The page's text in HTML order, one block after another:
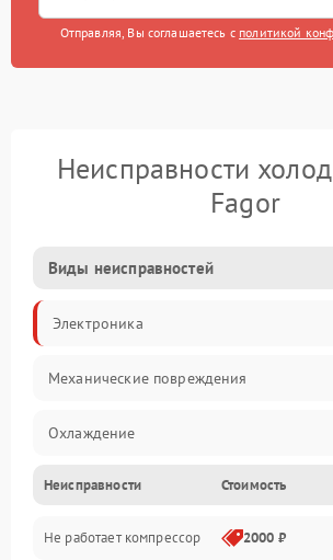
Отправляя, Вы соглашаетесь с политикой
Неисправности
Fagor
Виды неисправностей
Электроника
Механические повреждения
Охлаждение
Механика
Электропитание
Неисправности Стоимость
Не работает компрессор 2000 ₽